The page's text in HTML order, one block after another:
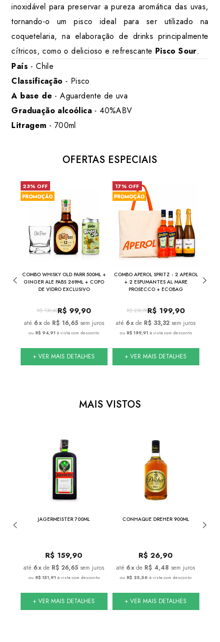
inoxidável para preservar a pureza aromática das uvas,
tornando-o um pisco ideal para ser utilizado na
coquetelaria, na elaboração de drinks principalmente
cítricos, como o delicioso e refrescante Pisco Sour.
País - Chile
Classificação - Pisco
A base de - Aguardente de uva
Graduação alcoólica - 40%ABV
Litragem - 700ml
OFERTAS ESPECIAIS
23% OFF
COMBO WHISKY OLD PARR 500ML +
GINGER ALE PABS 269ML + COPO
DE VIDRO EXCLUSIVO
R$ 130,40R$ 99,90
6x de R$ 16,65 sem juros
ouR$ 94,91 à vista com desconto
+ VER MAIS DETALHES
17% OFF
COMBO APEROL SPRITZ - 2 APEROL
+ 2 ESPUMANTES AL MARE
PROSECCO + ECOBAG
R$ 239,78R$ 199,90
6x de R$ 33,32 sem juros
ou R$ 189,91 à vista com desconto
+ VER MAIS DETALHES
MAIS VISTOS
JAGERMEISTER 700ML
R$ 159,90
6x de R$ 26,65 sem juros
ou R$ 151,91 à vista com desconto
+ VER MAIS DETALHES
CONHAQUE DREHER 900ML
R$ 26,90
6x de R$ 4,48 sem juros
ouR$ 25,56 à vista com desconto
+ VER MAIS DETALHES